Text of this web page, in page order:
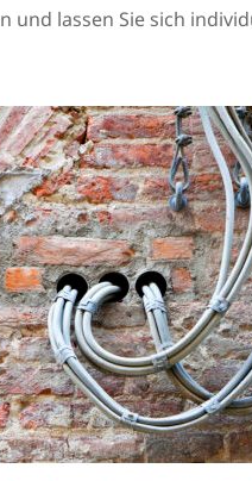
und lassen Sie sich